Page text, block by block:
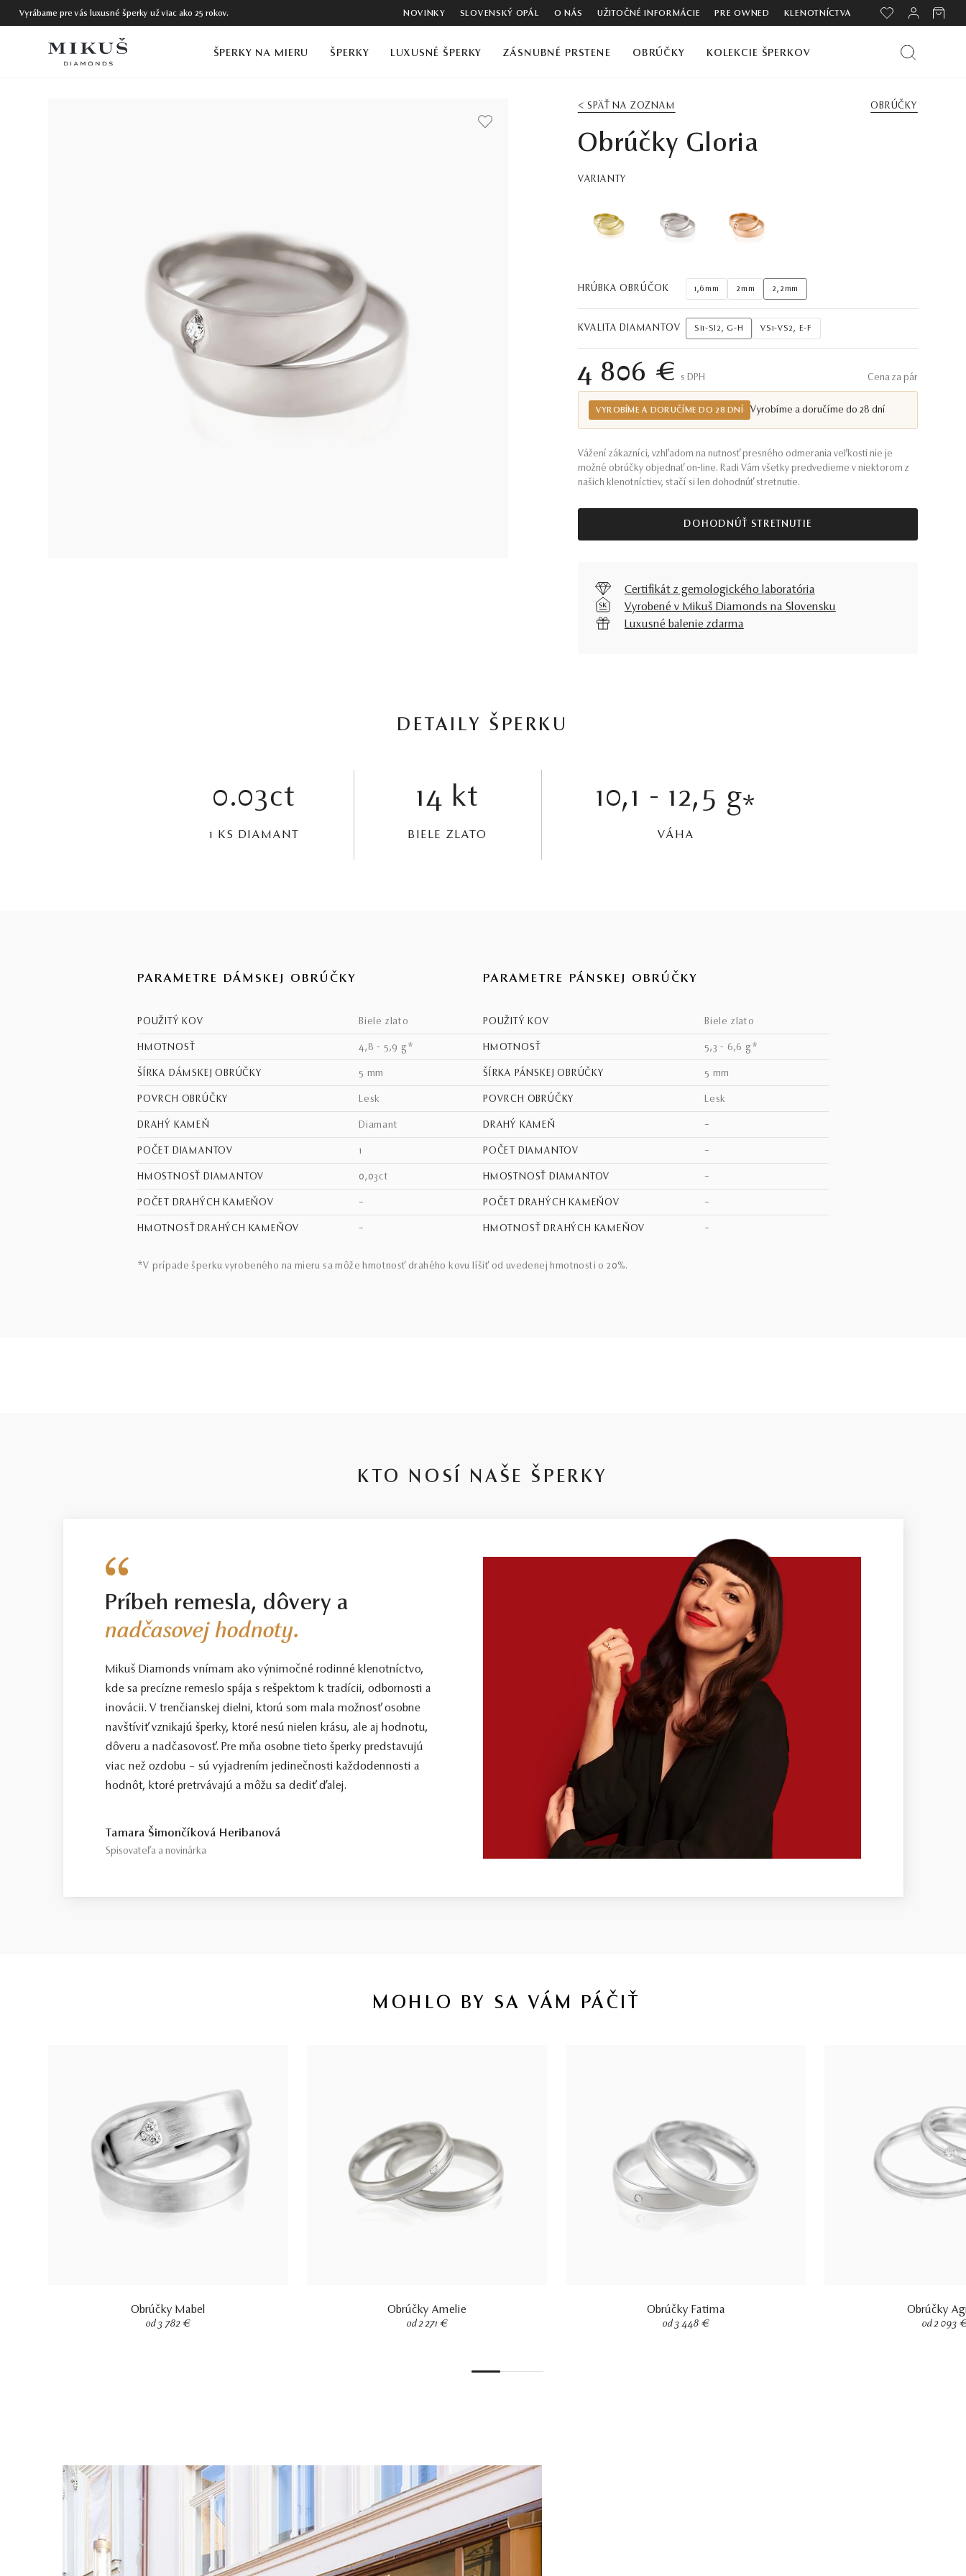
Vyrábame pre vás luxusné šperky už viac ako 25 rokov. NOVINKY SLOVENSKÝ OPÁL O NÁS UŽITOČNÉ INFORMÁCIE PRE OWNED KLENOTNÍCTVA
ŠPERKY NA MIERU ŠPERKY LUXUSNÉ ŠPERKY ZÁSNUBNÉ PRSTENE OBRÚČKY KOLEKCIE ŠPERKOV
< SPÄŤ NA ZOZNAM OBRÚČKY
Obrúčky Gloria
VARIANTY
HRÚBKA OBRÚČOK 1,6mm 2mm 2,2mm
KVALITA DIAMANTOV Si1-SI2, G-H VS1-VS2, E-F
4 806 € S DPH Cena za pár
VYROBÍME A DORUČÍME DO 28 DNÍ Vyrobíme a doručíme do 28 dní
Vážení zákazníci, vzhľadom na nutnosť presného odmerania veľkosti nie je
možné obrúčky objednať on-line. Radi Vám všetky predvedieme v niektorom z
našich klenotníctiev, stačí si len dohodnúť stretnutie.
DOHODNÚŤ STRETNUTIE
Certifikát z gemologického laboratória
Vyrobené v Mikuš Diamonds na Slovensku
Luxusné balenie zdarma
DETAILY ŠPERKU
0.03ct
1 KS DIAMANT
14 kt
BIELE ZLATO
10,1 - 12,5 g*
VÁHA
PARAMETRE DÁMSKEJ OBRÚČKY
POUŽITÝ KOV biele zlato
HMOTNOSŤ 4,8 - 5,9 g*
ŠÍRKA DÁMSKEJ OBRÚČKY 5 mm
POVRCH OBRÚČKY lesk
DRAHÝ KAMEŇ diamant
POČET DIAMANTOV 1
HMOSTNOSŤ DIAMANTOV 0,03ct
POČET DRAHÝCH KAMEŇOV –
HMOTNOSŤ DRAHÝCH KAMEŇOV –
PARAMETRE PÁNSKEJ OBRÚČKY
POUŽITÝ KOV biele zlato
HMOTNOSŤ 5,3 - 6,6 g*
ŠÍRKA PÁNSKEJ OBRÚČKY 5 mm
POVRCH OBRÚČKY lesk
DRAHÝ KAMEŇ –
POČET DIAMANTOV –
HMOSTNOSŤ DIAMANTOV –
POČET DRAHÝCH KAMEŇOV –
HMOTNOSŤ DRAHÝCH KAMEŇOV –
*V prípade šperku vyrobeného na mieru sa môže hmotnosť drahého kovu líšiť od uvedenej hmotnosti o 20%.
KTO NOSÍ NAŠE ŠPERKY
Príbeh remesla, dôvery a
nadčasovej hodnoty.
Mikuš Diamonds vnímam ako výnimočné rodinné klenotníctvo,
kde sa precízne remeslo spája s rešpektom k tradícii, odbornosti a
inovácii. V trenčianskej dielni, ktorú som mala možnosť osobne
navštíviť vznikajú šperky, ktoré nesú nielen krásu, ale aj hodnotu,
dôveru a nadčasovosť. Pre mňa osobne tieto šperky predstavujú
viac než ozdobu – sú vyjadrením jedinečnosti každodennosti a
hodnôt, ktoré pretrvávajú a môžu sa dediť ďalej.
Tamara Šimončíková Heribanová
Spisovateľa a novinárka
MOHLO BY SA VÁM PÁČIŤ
Obrúčky Mabel
od 3 782 €
Obrúčky Amelie
od 2 271 €
Obrúčky Fatima
od 3 448 €
Obrúčky
od 2 093